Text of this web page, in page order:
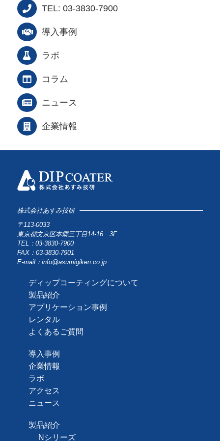
TEL: 03-3830-7900
導入事例
ラボ
コラム
ニュース
企業情報
株式会社あすみ技研
〒113-0033
東京都文京区本郷三丁目14-16 3F
TEL：03-3830-7900
FAX：03-3830-7901
E-mail：info@asumigiken.co.jp
ディップコーティングについて
製品紹介
アプリケーション事例
レンタル
よくあるご質問
導入事例
企業情報
ラボ
アクセス
ニュース
製品紹介
Nシリーズ